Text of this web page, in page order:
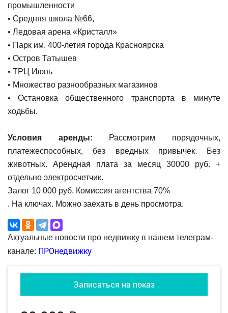
промышленности
• Средняя школа №66,
• Ледовая арена «Кристалл»
• Парк им. 400-летия города Красноярска
• Остров Татышев
• ТРЦ Июнь
• Множество разнообразных магазинов
• Остановка общественного транспорта в минуте
ходьбы.
Условия аренды: Рассмотрим порядочных,
платежеспособных, без вредных привычек. Без
животных. Арендная плата за месяц 30000 руб. +
отдельно электросчетчик.
Залог 10 000 руб. Комиссия агентства 70%
. На ключах. Можно заехать в день просмотра.
Актуальные новости про недвижку в нашем телеграм-
канале: ПРОнедвижку
Записаться на показ